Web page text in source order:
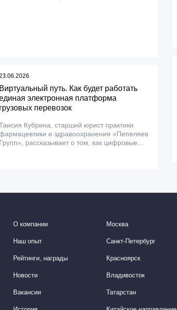
Виртуальный путь. Как будет работать
электронная платформа
грузовых перевозок
Кубрина, старший юрист практики
и здравоохранения «Пепеляев
Групп», рассказывает о том, как цифровые...
О компании
Наш опыт
Рейтинги, награды
Новости
Вакансии
Москва
Санкт-Петербург
Красноярск
Владивосток
Татарстан